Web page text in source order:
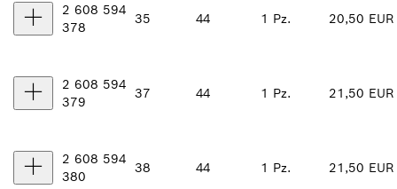
2 608 594
378
35 44 1 Pz. 20,50 EUR
2 608 594
379
37 44 1 Pz. 21,50 EUR
2 608 594
380
38 44 1 Pz. 21,50 EUR